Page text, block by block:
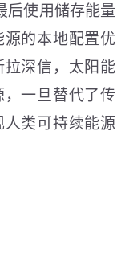
后使用储存能量
的本地配置优
深信，太阳能
一旦替代了传
类可持续能源